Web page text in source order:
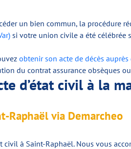
un bien commun, la procédure
si votre union civile a été célébrée
obtenir son acte de décès
du contrat assurance obsèques
d’état civil à la
Raphaël via Demarcheo
civil à Saint-Raphaël. Nous vous